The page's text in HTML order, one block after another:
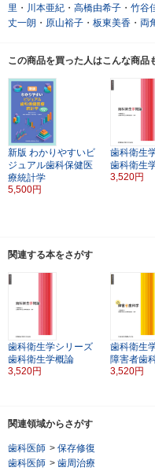
里 ・ 川本亜紀 ・ 高橋由希子 ・ 竹谷
丈一朗 ・ 原山裕子 ・ 板東美香 ・ 両
この商品を買った人はこんな商品
新版 わかりやすいビ
ジュアル歯科保健医
療統計学
5,500円
歯科衛生
歯科衛生
3,520円
関連する本をさがす
歯科衛生学シリーズ
歯科衛生学概論
3,520円
歯科衛生
障害者歯
3,520円
関連領域からさがす
歯科医師 > 保存修復
歯科医師 > 歯周治療